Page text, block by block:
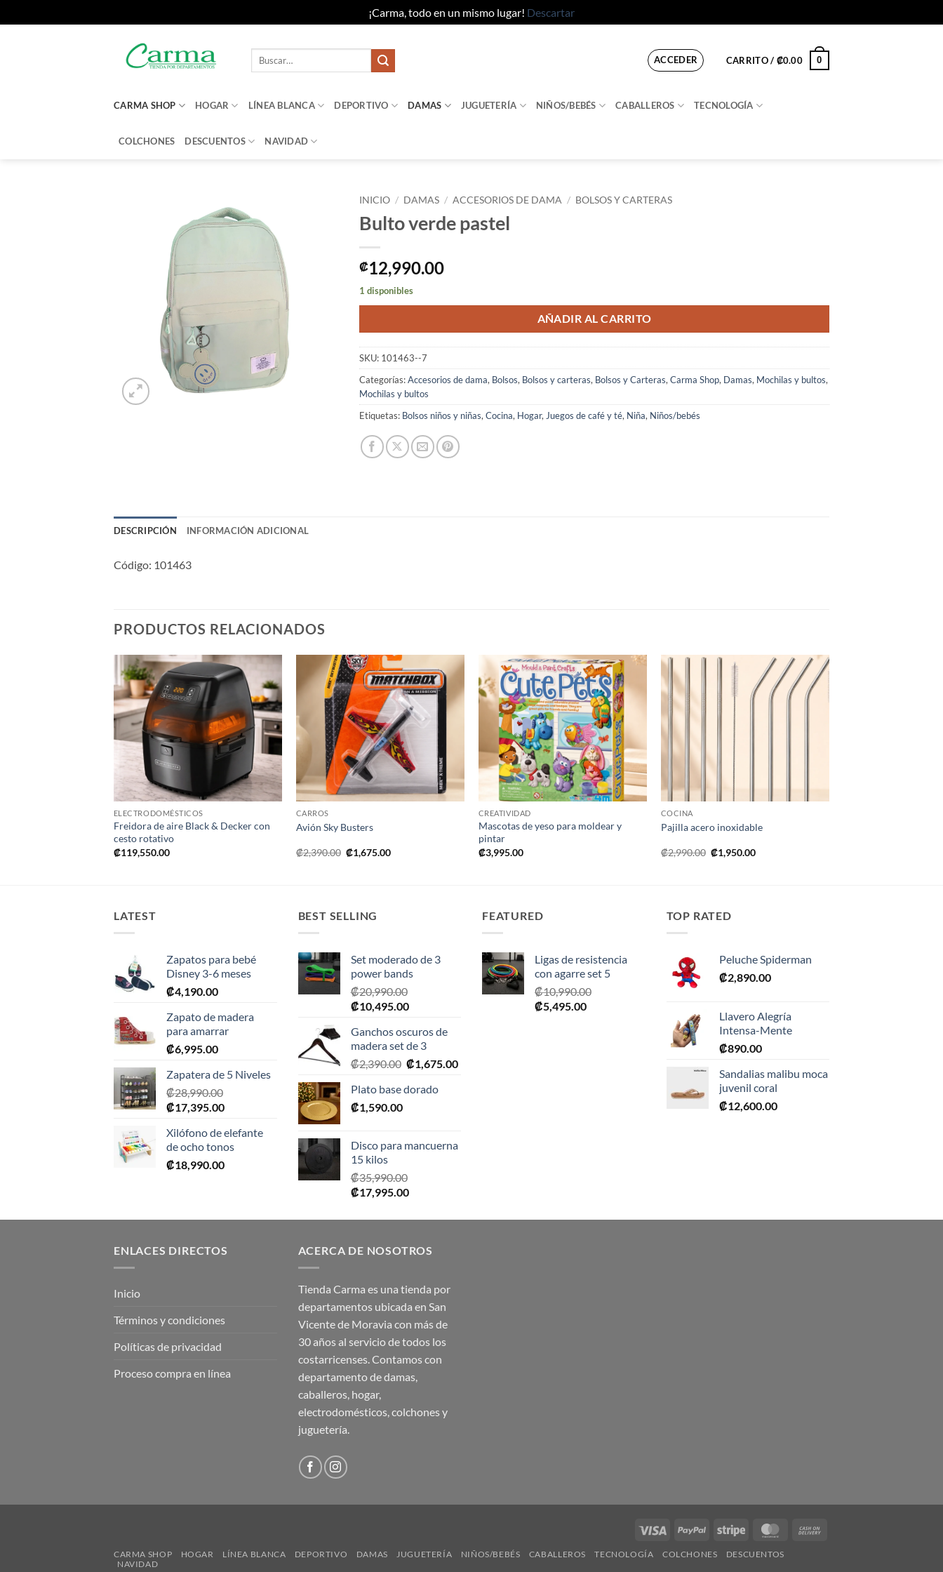
¡Carma, todo en un mismo lugar! Descartar
Buscar
ACCEDER CARRITO / ₡0.00 0
CARMA SHOP HOGAR LÍNEA BLANCA DEPORTIVO DAMAS JUGUETERÍA NIÑOS/BEBÉS CABALLEROS TECNOLOGÍA
COLCHONES DESCUENTOS NAVIDAD
INICIO / DAMAS / ACCESORIOS DE DAMA / BOLSOS Y CARTERAS
Bulto verde pastel
₡12,990.00
1 disponibles
AÑADIR AL CARRITO
SKU: 101463--7
Categorías:Accesorios de dama, Bolsos, Bolsos y carteras, Bolsos y Carteras,Carma Shop, Damas, Mochilas y bultos,
Mochilas y bultos
Etiquetas: Bolsos niños y niñas,Cocina, Hogar,Juegos de café y té, Niña, Niños/bebés
DESCRIPCIÓN INFORMACIÓN ADICIONAL
Código: 101463
PRODUCTOS RELACIONADOS
Añadir
a la
lista de
deseos
+
ELECTRODOMÉSTICOS
Freidora de aire Black & Decker con
cesto rotativo
₡119,550.00
Añadir
a la
+
CARROS
Avión Sky Busters
₡2,390.00 El
precio
₡1,675.00El
Añadir
a la
lista de
deseos
CREATIVIDAD
Mascotas de yeso para moldear y
pintar
₡3,995.00
Añadir
+
COCINA
Pajilla acero inoxidable
₡2,990.00 El
precio
₡1,950.00El
LATEST
Zapatos para bebé
Disney 3-6 meses
₡4,190.00
Zapato de madera
para amarrar
₡6,995.00
Zapatera de 5 Niveles
₡28,990.00
El
original
era:
₡28,990.00.
₡17,395.00El
actual
es:
₡17,395.00.
Xilófono de elefante
de ocho tonos
₡18,990.00
BEST SELLING
Set moderado de 3
power bands
₡20,990.00
El
original
era:
₡20,990.00.
₡10,495.00El
actual
es:
₡10,495.00.
Ganchos oscuros de
madera set de 3
₡2,390.00 El
original
₡1,675.00El
Plato base dorado
₡1,590.00
Disco para mancuerna
15 kilos
₡35,990.00
El
original
₡35,990.00.
₡17,995.00El
actual
₡17,995.00.
FEATURED
Ligas de resistencia
con agarre set 5
₡10,990.00
El
₡5,495.00El
TOP RATED
Peluche Spiderman
₡2,890.00
Llavero Alegría
Intensa-Mente
₡890.00
Sandalias malibu moca
juvenil coral
₡12,600.00
ENLACES DIRECTOS
Inicio
Términos y condiciones
Políticas de privacidad
Proceso compra en línea
ACERCA DE NOSOTROS
Tienda Carma es una tienda por
departamentos ubicada en San
Vicente de Moravia con más de
30 años al servicio de todos los
costarricenses. Contamos con
departamento de damas,
caballeros, hogar,
electrodomésticos, colchones y
juguetería.
Visa PayPal Stripe MasterCard
CARMA SHOP HOGAR LÍNEA BLANCA DEPORTIVO DAMAS JUGUETERÍA NIÑOS/BEBÉS CABALLEROS TECNOLOGÍA COLCHONES
DESCUENTOS
NAVIDAD